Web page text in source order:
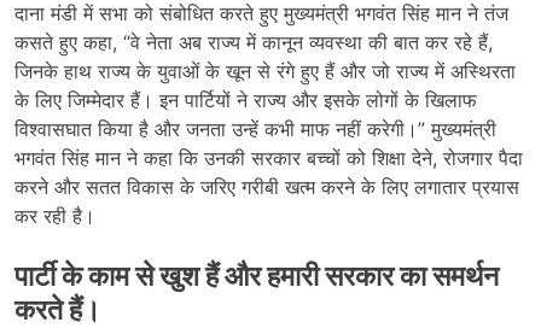
दाना मंडी में सभा को संबोधित करते हुए मुख्यमंत्री भगवंत सिंह मान ने तंज
कसते हुए कहा, “वे नेता अब राज्य में कानून व्यवस्था की बात कर रहे हैं,
जिनके हाथ राज्य के युवाओं के खून से रंगे हुए हैं और जो राज्य में अस्थिरता
के लिए जिम्मेदार हैं। इन पार्टियों ने राज्य और इसके लोगों के खिलाफ
विश्वासघात किया है और जनता उन्हें कभी माफ नहीं करेगी।” मुख्यमंत्री
भगवंत सिंह मान ने कहा कि उनकी सरकार बच्चों को शिक्षा देने, रोजगार पैदा
करने और सतत विकास के जरिए गरीबी खत्म करने के लिए लगातार प्रयास
कर रही है।
पार्टी के काम से खुश हैं और हमारी सरकार का समर्थन
करते हैं।